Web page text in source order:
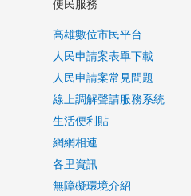
便民服務
高雄數位市民平台
人民申請案表單下載
人民申請案常見問題
線上調解聲請服務系統
生活便利貼
網網相連
各里資訊
無障礙環境介紹